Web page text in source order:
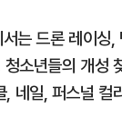
는 드론 레이
소년들의 개성
네일, 퍼스널